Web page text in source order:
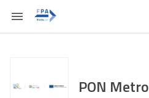
PON Metro